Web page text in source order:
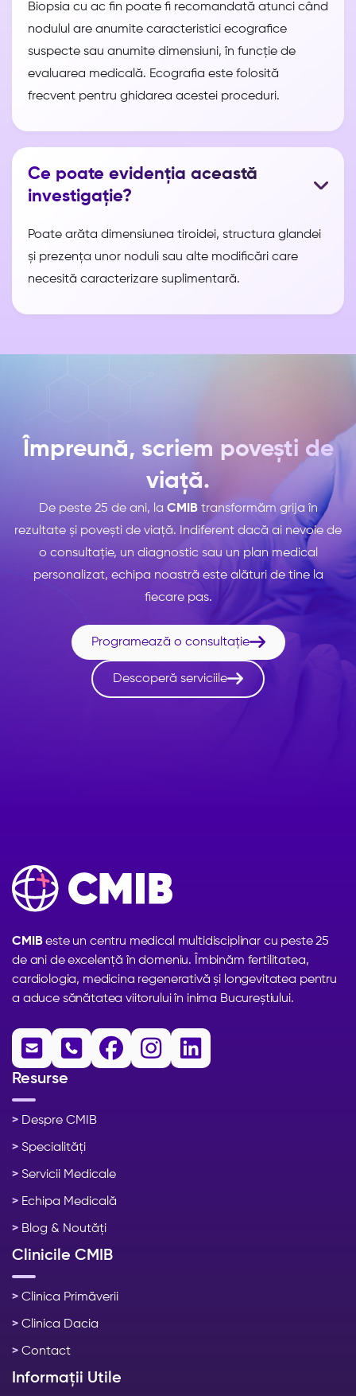
Biopsia cu ac fin poate fi recomandată atunci când
nodulul are anumite caracteristici ecografice
suspecte sau anumite dimensiuni, în funcție de
evaluarea medicală. Ecografia este folosită
frecvent pentru ghidarea acestei proceduri.
Ce poate evidenția această
investigație?
Poate arăta dimensiunea tiroidei, structura glandei
și prezența unor noduli sau alte modificări care
necesită caracterizare suplimentară.
Împreună, scriem povești de
viață.
De peste 25 de ani, la CMIBtransformăm grija în
rezultate și povești de viață. Indiferent dacă ai nevoie de
o consultație, un diagnostic sau un plan medical
personalizat, echipa noastră este alături de tine la
fiecare pas.
Programează o consultație
Descoperă serviciile
CMIBeste un centru medical multidisciplinar cu peste 25
de ani de excelență în domeniu. Îmbinăm fertilitatea,
cardiologia, medicina regenerativă și longevitatea pentru
a aduce sănătatea viitorului în inima Bucureștiului.
    
Resurse
> Despre CMIB
> Specialități
> Servicii Medicale
> Echipa Medicală
> Blog & Noutăți
Clinicile CMIB
> Clinica Primăverii
> Clinica Dacia
> Contact
Informații Utile